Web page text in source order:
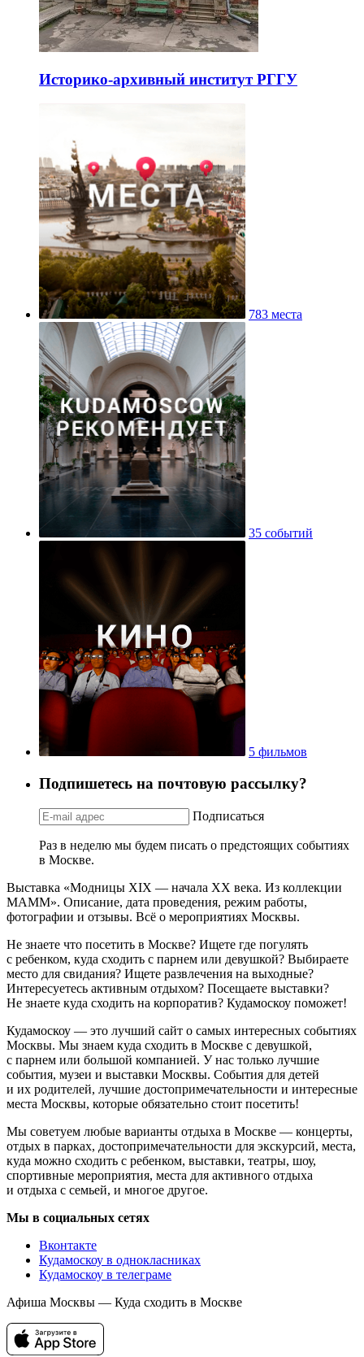
Историко-архивный институт РГГУ
783 места
35 событий
5 фильмов
Подпишетесь на почтовую рассылку?
Подписаться
Раз в неделю мы будем писать о предстоящих событиях
в Москве.
Выставка «Модницы XIX — начала ХХ века. Из коллекции
МАММ». Описание, дата проведения, режим работы,
фотографии и отзывы. Всё о мероприятиях Москвы.
Не знаете что посетить в Москве? Ищете где погулять
с ребенком, куда сходить с парнем или девушкой? Выбираете
место для свидания? Ищете развлечения на выходные?
Интересуетесь активным отдыхом? Посещаете выставки?
Не знаете куда сходить на корпоратив? Кудамоскоу поможет!
Кудамоскоу — это лучший сайт о самых интересных событиях
Москвы. Мы знаем куда сходить в Москве с девушкой,
с парнем или большой компанией. У нас только лучшие
события, музеи и выставки Москвы. События для детей
и их родителей, лучшие достопримечательности и интересные
места Москвы, которые обязательно стоит посетить!
Мы советуем любые варианты отдыха в Москве — концерты,
отдых в парках, достопримечательности для экскурсий, места,
куда можно сходить с ребенком, выставки, театры, шоу,
спортивные мероприятия, места для активного отдыха
и отдыха с семьей, и многое другое.
Мы в социальных сетях
Вконтакте
Кудамоскоу в однокласниках
Кудамоскоу в телеграме
Афиша Москвы — Куда сходить в Москве